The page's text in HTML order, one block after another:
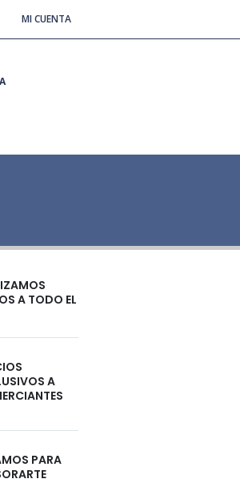
MI CUENTA
A TODO EL
A
PARA